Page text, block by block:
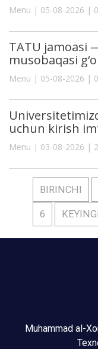
Menu | 05-08-2026 |
TATU jamoasi
musobaqasi
Menu | 05-08-2026 |
uchun kirish
Menu | 03-08-2026 |
BIRINCHI
6 KEYINGI
Muhammad al-